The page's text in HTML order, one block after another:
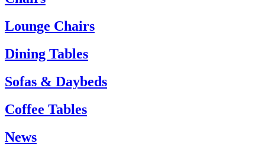
Kundenservice:
Tel.: +45 66 12 14 04
info@carlhansen.dk
Lounge Chairs
Dining Tables
Sofas & Daybeds
Coffee Tables
News